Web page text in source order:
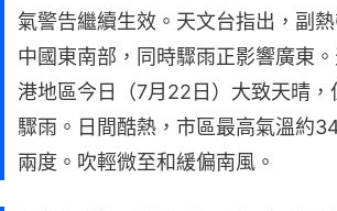
氣警告繼續生效。天文台指出，副
中國東南部，同時驟雨正影響廣東
港地區今日（7月22日）大致天晴，
驟雨。日間酷熱，市區最高氣溫約
兩度。吹輕微至和緩偏南風。